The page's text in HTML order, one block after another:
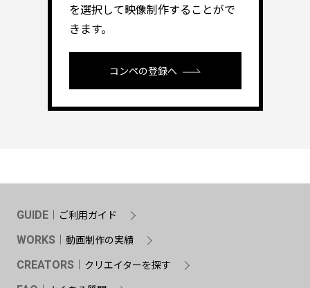
を選択して映像制作することがで
きます。
コンペの登録へ
GUIDE ご利用ガイド
WORKS 動画制作の実績
CREATORS クリエイターを探す